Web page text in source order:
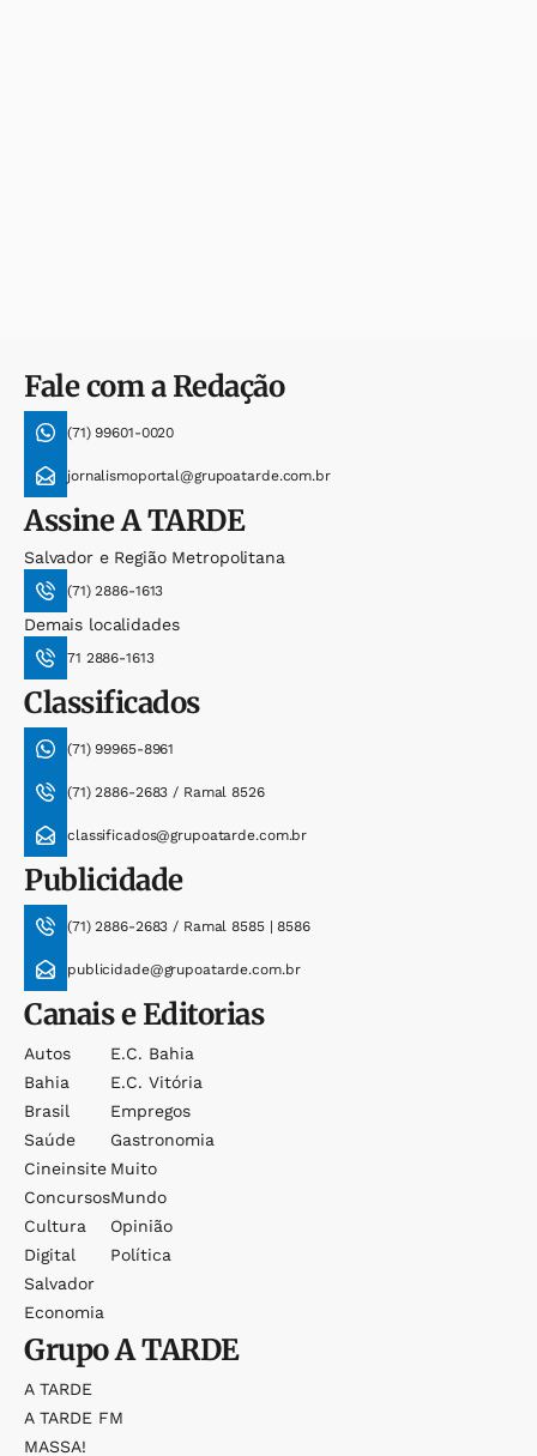
Fale com a Redação
(71) 99601-0020
jornalismoportal@grupoatarde.com.br
AssineA TARDE
Salvador e Região Metropolitana
(71) 2886-1613
Demais localidades
71 2886-1613
Classificados
(71) 99965-8961
(71) 2886-2683 / Ramal 8526
classificados@grupoatarde.com.br
Publicidade
(71) 2886-2683 / Ramal 8585 | 8586
publicidade@grupoatarde.com.br
Canais e Editorias
Autos
Bahia
Brasil
Saúde
Cineinsite
Concursos
Cultura
Digital
Salvador
Economia
E.c. Bahia
E.c. Vitória
Empregos
Gastronomia
Muito
Mundo
Opinião
Política
GrupoA TARDE
A TARDE
A TARDE FM
MASSA!